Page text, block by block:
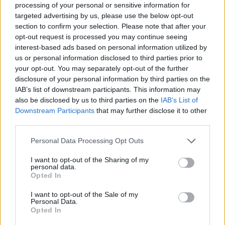
processing of your personal or sensitive information for
targeted advertising by us, please use the below opt-out
section to confirm your selection. Please note that after your
opt-out request is processed you may continue seeing
interest-based ads based on personal information utilized by
us or personal information disclosed to third parties prior to
your opt-out. You may separately opt-out of the further
disclosure of your personal information by third parties on the
IAB’s list of downstream participants. This information may
also be disclosed by us to third parties on the IAB’s List of
Downstream Participants that may further disclose it to other
Please note that this website/app uses one or more Google
not limited to your visit or usage behaviour. You may click to
grant or deny consent to Google and its third-party tags to
use your data for below specified purposes in below Google
consent section.
Personal Data Processing Opt Outs
I want to opt-out of the Sharing of my
personal data.
Opted In
I want to opt-out of the Sale of my
Personal Data.
Opted In
Sassuolo eSportsrafforza il progetto gaming del
club con un mix di eventi per i tifosi e
investimenti sul capitale umano.
La possibilità di sfidare Jeff il27 febbraiooffre ai
supporter un’occasione concreta di interazione
con la squadra. Contestualmente, la
partecipazione allaeSerie A Goleador 2026mette
alla prova la formazione neroverde nella
stagione regolare e nelle fasi finali, che
rendimento del roster e per le strategie di
crescita del progetto.